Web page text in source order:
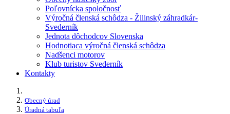
Poľovnícka spoločnosť
Výročná členská schôdza - Žilinský záhradkár-
Svederník
Jednota dôchodcov Slovenska
Hodnotiaca výročná členská schôdza
Nadšenci motorov
Klub turistov Svederník
Kontakty
Obecný úrad
Úradná tabuľa